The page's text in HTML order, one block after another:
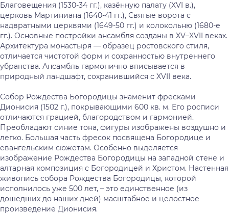
Благовещения (1530-34 гг.), казённую палату (XVI в.),
церковь Мартиниана (1640-41 гг.), Святые ворота с
надвратными церквями (1649-50 гг.) и колокольню (1680-е
гг.). Основные постройки ансамбля созданы в XV–XVII веках.
Архитектура монастыря — образец ростовского стиля,
отличается чистотой форм и сохранностью внутреннего
убранства. Ансамбль гармонично вписывается в
природный ландшафт, сохранившийся с XVII века.
Собор Рождества Богородицы знаменит фресками
Дионисия (1502 г.), покрывающими 600 кв. м. Его росписи
отличаются грацией, благородством и гармонией.
Преобладают синие тона, фигуры изображены воздушно и
легко. Большая часть фресок посвящена Богородице и
евангельским сюжетам. Особенно выделяется
изображение Рождества Богородицы на западной стене и
алтарная композиция с Богородицей и Христом. Настенная
живопись собора Рождества Богородицы, которой
исполнилось уже 500 лет, – это единственное (из
дошедших до наших дней) масштабное и целостное
произведение Дионисия.